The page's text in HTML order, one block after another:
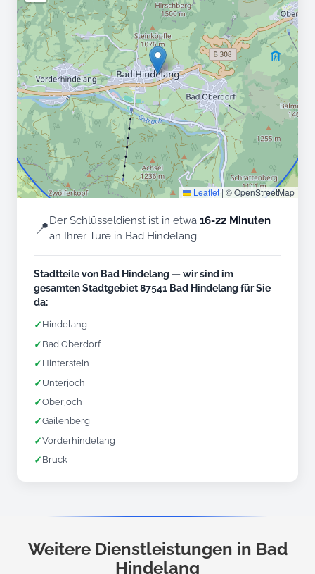
Leaflet | © OpenStreetMap
📍Der Schlüsseldienst ist in etwa 16-22 Minuten
an Ihrer Türe in Bad Hindelang.
Stadtteile von Bad Hindelang — wir sind im
gesamten Stadtgebiet 87541 Bad Hindelang für Sie
da:
✓ Hindelang
✓ Bad Oberdorf
✓ Hinterstein
✓ Unterjoch
✓Oberjoch
✓Gailenberg
✓Vorderhindelang
✓ Bruck
Weitere Dienstleistungen in Bad
Hindelang